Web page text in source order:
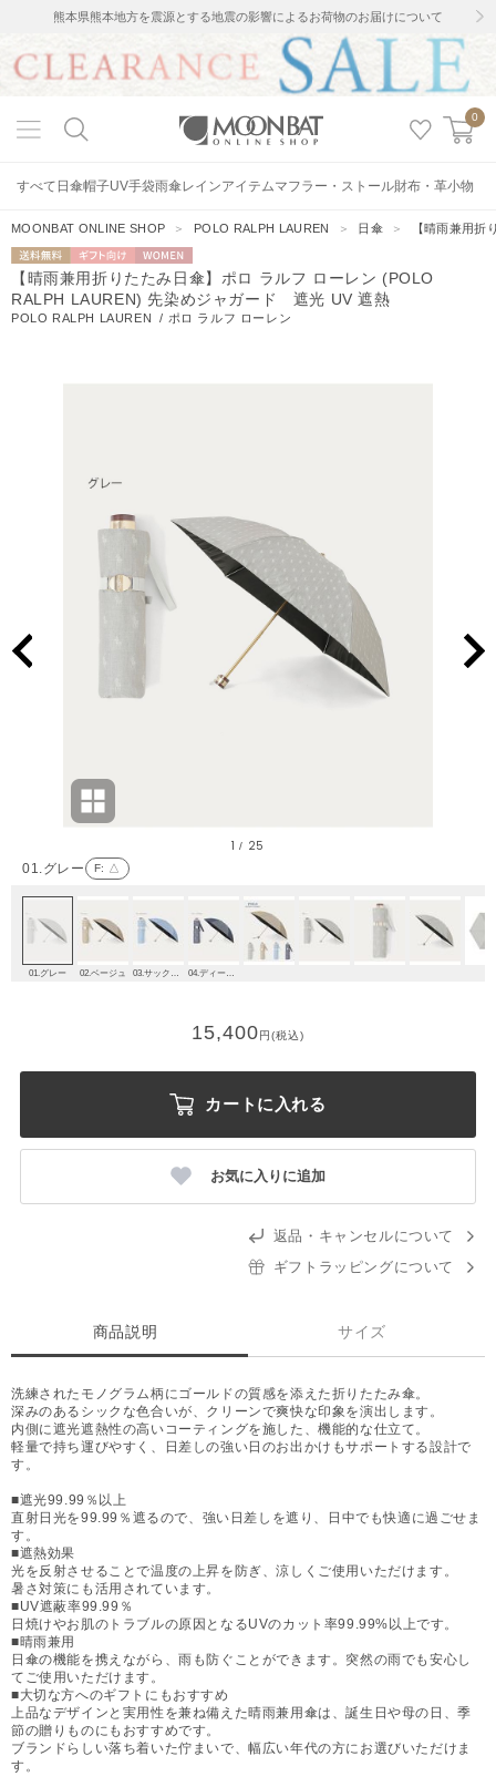
熊本県熊本地方を震源とする地震の影響によるお荷物のお届けについて
0
すべて 日傘帽子UV手袋雨傘レインアイテムマフラー・ストール財布・革小物
MOONBAT ONLINE SHOP ＞ POLO RALPH LAUREN ＞ 日傘 ＞ 【晴雨兼用
送料無料 ギフト向
け
WOMEN
【晴雨兼用折りたたみ日傘】ポロ ラルフ ローレン (POLO
RALPH LAUREN) 先染めジャガード 遮光 UV 遮熱
POLO RALPH LAUREN / ポロ ラルフ ローレン
01.グレー F: △
1 / 25
01.グレー 02.ベージュ
15,400円(税込)
カートに入れる
お気に入りに追加
返品・キャンセルについて
ギフトラッピングについて
商品説明 サイズ
洗練されたモノグラム柄にゴールドの質感を添えた折りたたみ傘。
深みのあるシックな色合いが、クリーンで爽快な印象を演出します。
内側に遮光遮熱性の高いコーティングを施した、機能的な仕立て。
軽量で持ち運びやすく、日差しの強い日のお出かけもサポートする設計で
す。
■遮光99.99％以上
直射日光を99.99％遮るので、強い日差しを遮り、日中でも快適に過ごせま
す。
■遮熱効果
光を反射させることで温度の上昇を防ぎ、涼しくご使用いただけます。
暑さ対策にも活用されています。
■UV遮蔽率99.99％
日焼けやお肌のトラブルの原因となるUVのカット率99.99%以上です。
■晴雨兼用
日傘の機能を携えながら、雨も防ぐことができます。突然の雨でも安心し
てご使用いただけます。
■大切な方へのギフトにもおすすめ
上品なデザインと実用性を兼ね備えた晴雨兼用傘は、誕生日や母の日、季
節の贈りものにもおすすめです。
ブランドらしい落ち着いた佇まいで、幅広い年代の方にお選びいただけま
す。